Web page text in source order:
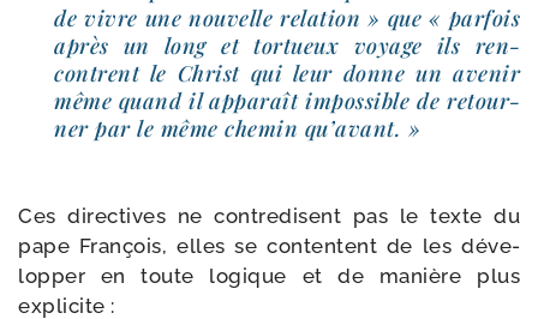
de vivre une nou­velle rela­tion » que « par­fois
après un long et tor­tueux voyage ils ren­
contrent le Christ qui leur donne un ave­nir
même quand il appa­raît impos­sible de retour­
ner par le même che­min qu’avant. »
Ces direc­tives ne contre­disent pas le texte du
pape François, elles se contentent de les déve­
lop­per en toute logique et de manière plus
explicite :